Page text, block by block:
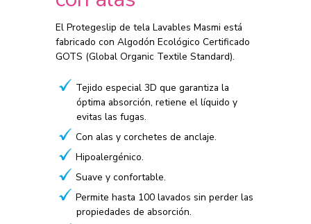
El Protegeslip de tela Lavables Masmi está
fabricado con Algodón Ecológico Certificado
GOTS (Global Organic Textile Standard).
Tejido especial 3D que garantiza la
óptima absorción, retiene el líquido y
evitas las fugas.
Con alas y corchetes de anclaje.
Hipoalergénico.
Suave y confortable.
Permite hasta 100 lavados sin perder las
propiedades de absorción.